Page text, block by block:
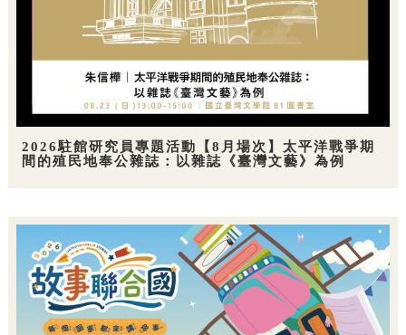
2026駐館研究員專題活動【8月場次】太平洋戰爭期
間的殖民地奉公雜誌：以雜誌《臺灣文藝》為例